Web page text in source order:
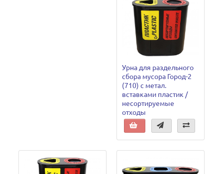
Урна для раздельного
сбора мусора Город-2
(710) с метал.
вставками пластик /
несортируемые
отходы